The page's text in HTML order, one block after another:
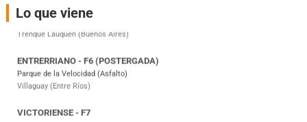
Lo que viene
Parque de la Velocidad (Asfalto)
El Cerro (Tierra)
Victoria (Entre Ríos)
Moto Club Reginense (Tierra)